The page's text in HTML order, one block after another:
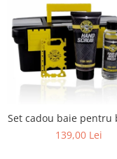
Set cadou baie pentru
139,00 Lei